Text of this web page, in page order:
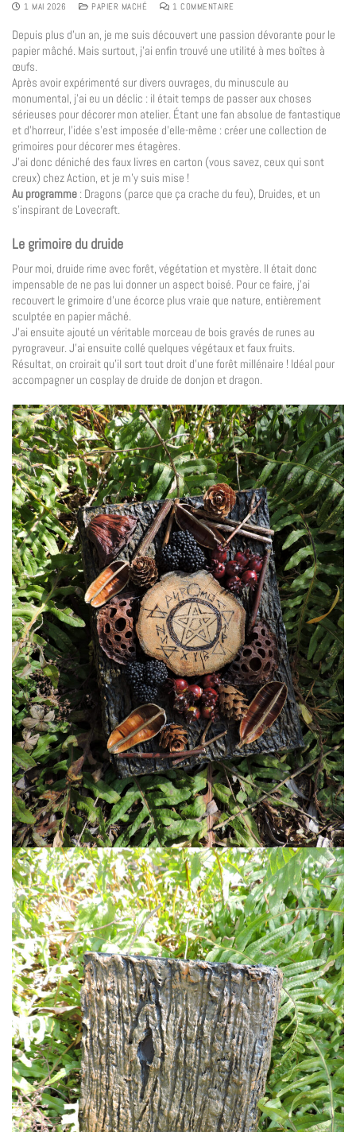
1 MAI 2026 PAPIER MACHÉ 1 COMMENTAIRE
Depuis plus d’un an, je me suis découvert une passion dévorante pour le
papier mâché. Mais surtout, j’ai enfin trouvé une utilité à mes boîtes à
œufs.
Après avoir expérimenté sur divers ouvrages, du minuscule au
monumental, j’ai eu un déclic : il était temps de passer aux choses
sérieuses pour décorer mon atelier. Étant une fan absolue de fantastique
et d’horreur, l’idée s’est imposée d’elle-même : créer une collection de
grimoires pour décorer mes étagères.
J’ai donc déniché des faux livres en carton (vous savez, ceux qui sont
creux) chez Action, et je m’y suis mise !
Au programme : Dragons (parce que ça crache du feu), Druides, et un
s’inspirant de Lovecraft.
Le grimoire du druide
Pour moi, druide rime avec forêt, végétation et mystère. Il était donc
impensable de ne pas lui donner un aspect boisé. Pour ce faire, j’ai
recouvert le grimoire d’une écorce plus vraie que nature, entièrement
sculptée en papier mâché.
J’ai ensuite ajouté un véritable morceau de bois gravés de runes au
pyrograveur. J’ai ensuite collé quelques végétaux et faux fruits.
Résultat, on croirait qu’il sort tout droit d’une forêt millénaire ! Idéal pour
accompagner un cosplay de druide de donjon et dragon.